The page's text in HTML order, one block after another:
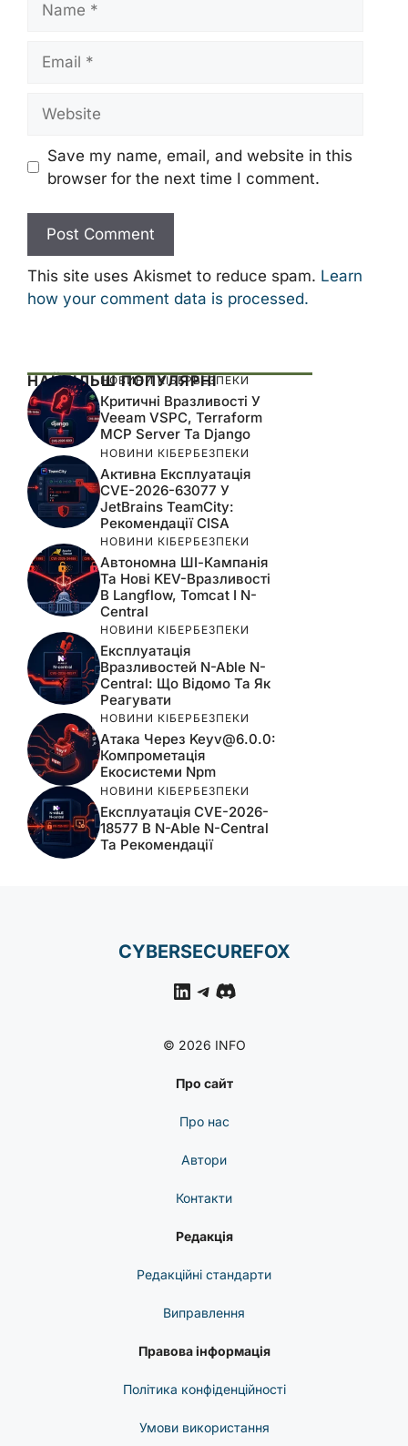
Save my name, email, and website in this
browser for the next time I comment.
This site uses Akismet to reduce spam. Learn
how your comment data is processed.
НАЙБІЛЬШ ПОПУЛЯРНІ
НОВИНИ КІБЕРБЕЗПЕКИ
Критичні Вразливості У
Veeam VSPC, Terraform
MCP Server Та Django
НОВИНИ КІБЕРБЕЗПЕКИ
Активна Експлуатація
CVE-2026-63077 У
JetBrains TeamCity:
Рекомендації CISA
НОВИНИ КІБЕРБЕЗПЕКИ
Автономна ШІ-Кампанія
Та Нові KEV-Вразливості
В Langflow, Tomcat І N-
Central
НОВИНИ КІБЕРБЕЗПЕКИ
Експлуатація
Вразливостей N-Able N-
Central: Що Відомо Та Як
Реагувати
НОВИНИ КІБЕРБЕЗПЕКИ
Атака Через Keyv@6.0.0:
Компрометація
Екосистеми Npm
НОВИНИ КІБЕРБЕЗПЕКИ
Експлуатація CVE-2026-
18577 В N-Able N-Central
Та Рекомендації
CYBERSECUREFOX
LinkedIn
Telegram
Discord
© 2026 INFO
Про сайт
Про нас
Автори
Контакти
Редакція
Редакційні стандарти
Виправлення
Правова інформація
Політика конфіденційності
Умови використання